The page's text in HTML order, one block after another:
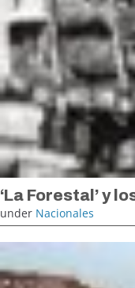
‘La Forestal’ y
under Nacionales